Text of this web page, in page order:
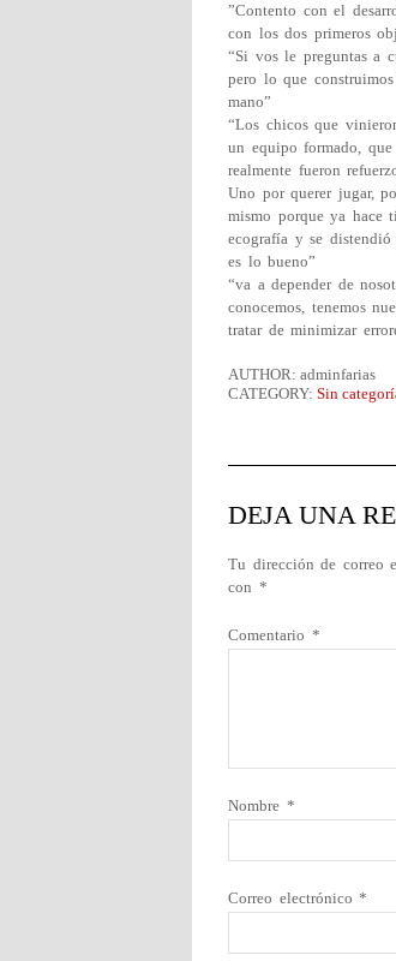
”Contento con el
con los dos primeros
“Si vos le preguntas a
pero lo que
mano”
“Los chicos que
un equipo formado,
realmente fueron
Uno por querer jugar,
mismo porque ya hace
ecografía y se
es lo bueno”
“va a depender de
conocemos, tenemos
tratar de minimizar
AUTHOR: adminfarias
CATEGORY: Sin
DEJA UNA
Tu dirección de correo
con *
Comentario *
Nombre *
Correo electrónico*